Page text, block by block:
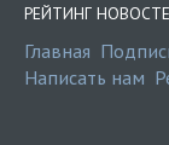
РЕЙТИНГ
Главная
Написать нам